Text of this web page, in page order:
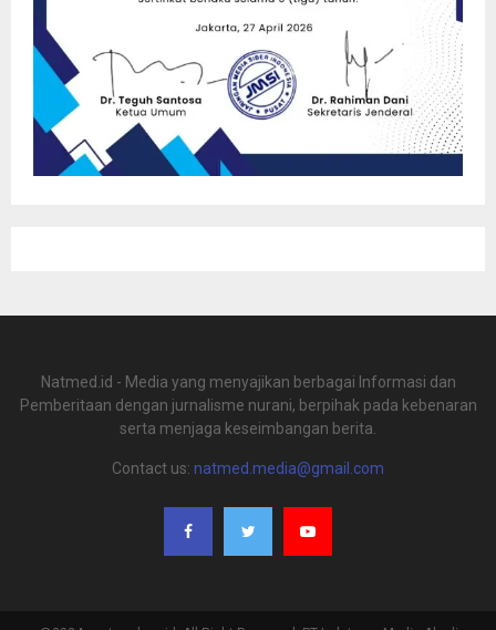
Natmed.id - Media yang menyajikan berbagai Informasi dan
Pemberitaan dengan jurnalisme nurani, berpihak pada kebenaran
serta menjaga keseimbangan berita.
Contact us: natmed.media@gmail.com